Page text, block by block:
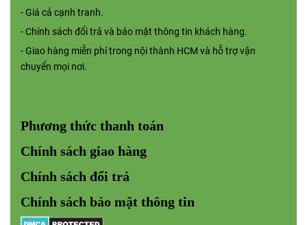
- Giá cả cạnh tranh.
- Chính sách đổi trả và bảo mật thông tin khách hàng.
- Giao hàng miễn phí trong nội thành HCM và hỗ trợ vận
chuyển mọi nơi.
Phương thức thanh toán
Chính sách giao hàng
Chính sách đổi trả
Chính sách bảo mật thông tin